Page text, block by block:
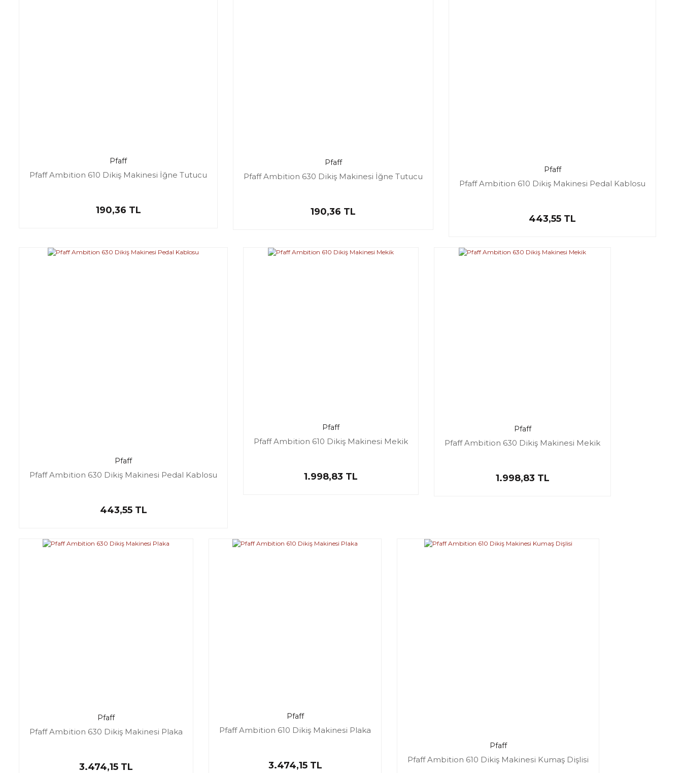
Pfaff
Pfaff Ambition 610 Dikiş Makinesi İğne Tutucu
190,36 TL
Pfaff
Pfaff Ambition 630 Dikiş Makinesi İğne Tutucu
190,36 TL
Pfaff
Pfaff Ambition 610 Dikiş Makinesi Pedal Kablosu
443,55 TL
Pfaff
Pfaff Ambition 630 Dikiş Makinesi Pedal Kablosu
443,55 TL
Pfaff
Pfaff Ambition 610 Dikiş Makinesi Mekik
1.998,83 TL
Pfaff
Pfaff Ambition 630 Dikiş Makinesi Mekik
1.998,83 TL
Pfaff
Pfaff Ambition 630 Dikiş Makinesi Plaka
3.474,15 TL
Pfaff
Pfaff Ambition 610 Dikiş Makinesi Plaka
3.474,15 TL
Pfaff
Pfaff Ambition 610 Dikiş Makinesi Kumaş Dişlisi